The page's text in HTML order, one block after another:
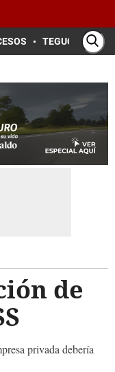
TEGUCIGALPA
de
privada debería